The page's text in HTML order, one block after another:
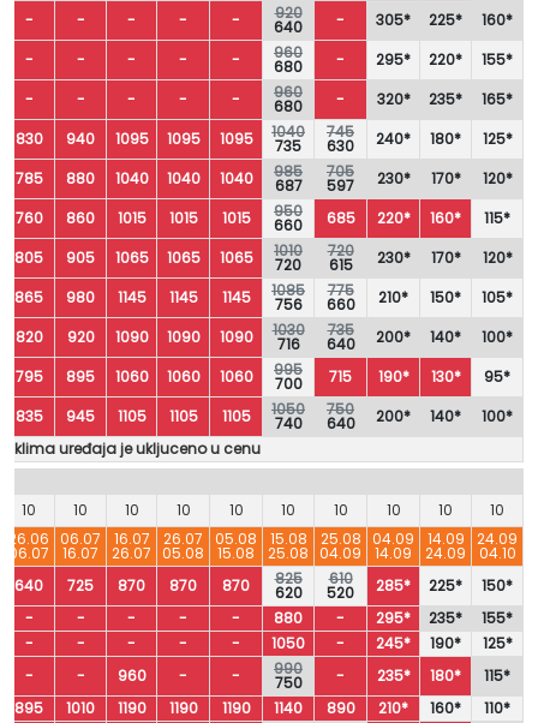
-
- - - - 920
640 - 305* 225*
160*
-
- - - - 960
680 - 295* 220*
155*
-
- - - - 960
680 - 320* 235*
165*
830
940 1095 1095 1095 1040
735
745
630 240* 180*
125*
785
880 1040 1040 1040 985
687
705
597 230* 170*
120*
760
860 1015 1015 1015 950
660 685 220* 160*
115*
805
905 1065 1065 1065 1010
720
720
615 230* 170*
120*
865
980 1145 1145 1145 1085
756
775
660 210* 150*
105*
820
920 1090 1090 1090 1030
716
735
640 200* 140*
100*
795
895 1060 1060 1060 995
700 715 190* 130*
95*
835
945 1105 1105 1105 1050
740
750
640 200* 140*
100*
klima uređaja je ukljuceno u cenu
10 10 10 10 10 10 10 10 10
10
26.06
06.07
06.07
16.07
16.07
26.07
26.07
05.08
05.08
15.08
15.08
25.08
25.08
04.09
04.09
14.09
14.09
24.09
24.09
04.10
640
725 870 870 870 825
620
610
520 285* 225*
150*
-
- - - - 880 - 295* 235*
155*
-
- - - - 1050 - 245* 190*
125*
-
- 960 - - 990
750 - 235* 180*
115*
895
1010 1190 1190 1190 1140 890 210* 160*
110*